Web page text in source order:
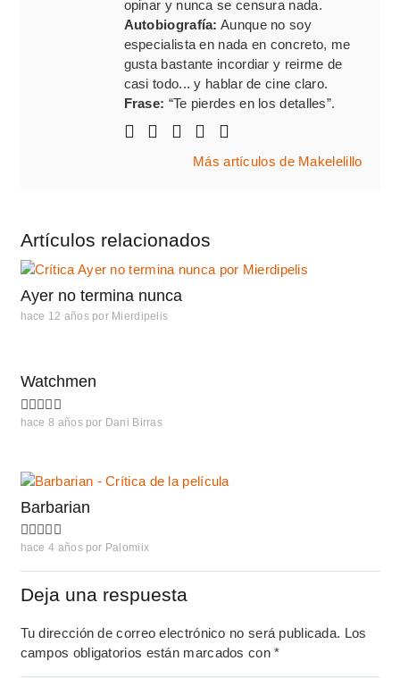
opinar y nunca se censura nada.
Autobiografía: Aunque no soy
especialista en nada en concreto, me
gusta bastante incordiar y reirme de
casi todo... y hablar de cine claro.
Frase: “Te pierdes en los detalles”.
Más artículos de Makelelillo
Artículos relacionados
Ayer no termina nunca
hace 12 años por Mierdipelis
Watchmen
hace 8 años por Dani Birras
Barbarian
hace 4 años por Palomiix
Deja una respuesta
Tu dirección de correo electrónico no será publicada. Los
campos obligatorios están marcados con*